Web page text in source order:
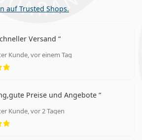
auf Trusted Shops.
Versand
Kunde, vor einem Tag
Bewertung 5 aus 5
Preise und Angebote
Kunde, vor 2 Tagen
Bewertung 5 aus 5